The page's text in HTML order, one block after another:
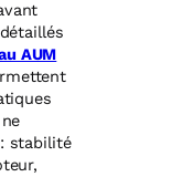
AUM
stabilité